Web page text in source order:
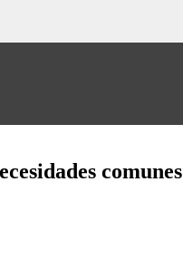
comunes